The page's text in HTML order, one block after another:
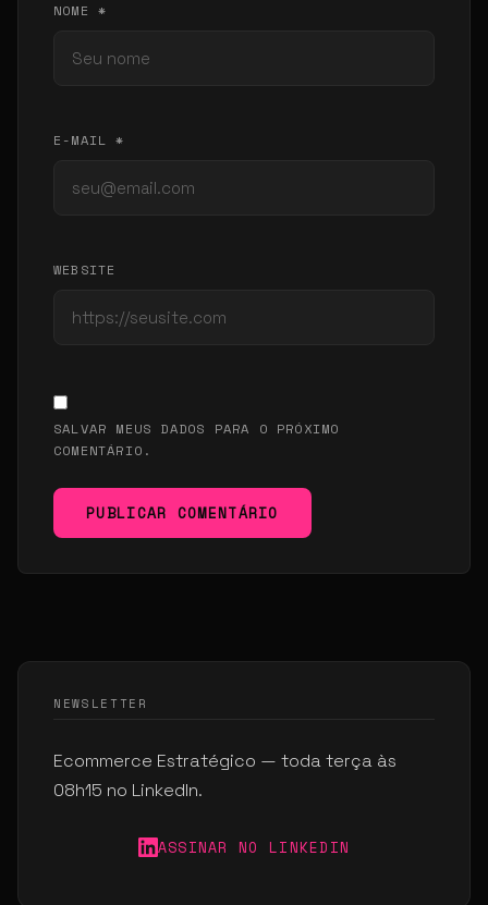
NOME *
E-MAIL *
WEBSITE
SALVAR MEUS DADOS PARA O PRÓXIMO
COMENTÁRIO.
PUBLICAR COMENTÁRIO
NEWSLETTER
Ecommerce Estratégico — toda terça às
08h15 no LinkedIn.
ASSINAR NO LINKEDIN